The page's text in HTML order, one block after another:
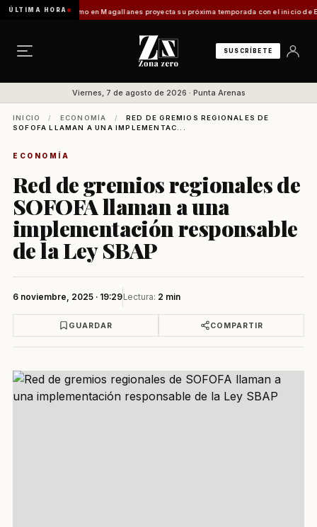
ÚLTIMA HORA
Vladilo] Turismo en Magallanes proyecta su próxima temporada con el inicio de
SUSCRÍBETE
Viernes, 7 de agosto de 2026 · Punta Arenas
INICIO / ECONOMÍA /
RED DE GREMIOS REGIONALES DE
SOFOFA LLAMAN A UNA IMPLEMENTAC...
ECONOMÍA
Red de gremios regionales de
SOFOFA llaman a una
implementación responsable
de la Ley SBAP
6 noviembre, 2025 · 19:29Lectura: 2 min
GUARDAR COMPARTIR